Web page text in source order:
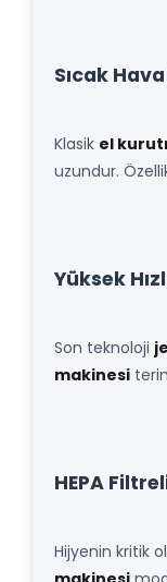
Sıcak
Klasik el
uzundur.
Yüksek
Son teknoloji
makinesi
HEPA
Hijyenin kritik